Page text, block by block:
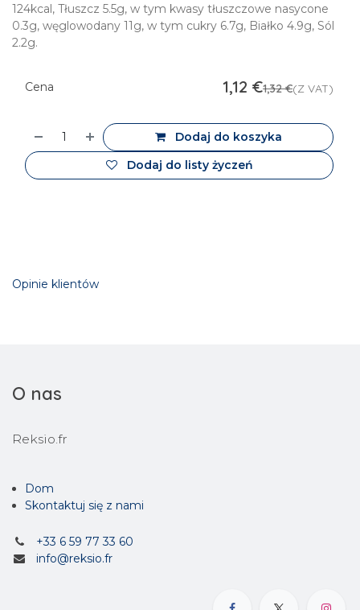
124kcal, Tłuszcz 5.5g, w tym kwasy tłuszczowe nasycone
0.3g, węglowodany 11g, w tym cukry 6.7g, Białko 4.9g, Sól
2.2g.
Dodaj do koszyka
Dodaj do listy życzeń
Cena 1,12 €1,32€(Z VAT)
Opinie klientów
O nas
Reksio.fr
Dom
Skontaktuj się z nami
+33 6 59 77 33 60
info@reksio.fr